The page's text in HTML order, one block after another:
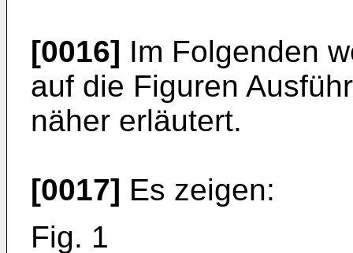
[0016] Im Folgenden
auf die Figuren
näher erläutert.
[0017] Es zeigen:
Fig. 1